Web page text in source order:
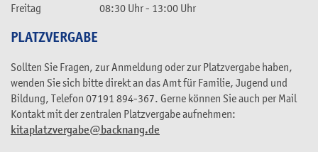
Freitag
08:30 Uhr- 13:00 Uhr
PLATZVERGABE
Sollten Sie Fragen, zur Anmeldung oder zur Platzvergabe haben,
wenden Sie sich bitte direkt an das Amt für Familie, Jugend und
Bildung, Telefon 07191 894-367. Gerne können Sie auch per Mail
Kontakt mit der zentralen Platzvergabe aufnehmen:
kitaplatzvergabe@backnang.de